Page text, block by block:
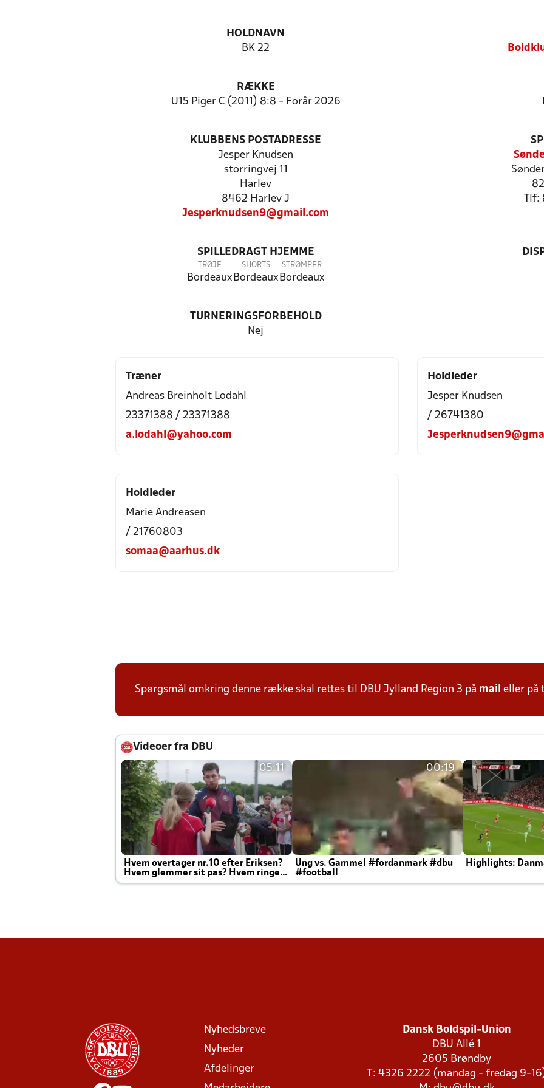
HOLDNAVN
BK 22
RÆKKE
U15 Piger C (2011) 8:8 - Forår 2026
KLUBBENS POSTADRESSE
Jesper Knudsen
storringvej 11
Harlev
8462 Harlev J
Jesperknudsen9@gmail.com
SPILLEDRAGT HJEMME
TRØJE
Bordeaux
SHORTS
Bordeaux
STRØMPER
Bordeaux
TURNERINGSFORBEHOLD
Nej
Træner
Andreas Breinholt Lodahl
23371388 / 23371388
a.lodahl@yahoo.com
Holdleder
Jesper Knudsen
/ 26741380
Holdleder
Marie Andreasen
/ 21760803
somaa@aarhus.dk
Spørgsmål omkring denne række skal rettes til DBU Jylland Region 3 på mail eller på
Videoer fra DBU
05:11
Hvem overtager nr.10 efter Eriksen?
Hvem glemmer sit pas? Hvem ringer
Joachim altid til efter kampe?
00:19
Ung vs. Gammel #fordanmark #dbu
#football
Highlights:
Nyhedsbreve
Nyheder
Afdelinger
Dansk Boldspil-Union
DBU Allé 1
2605 Brøndby
T: 4326 2222 (mandag - fredag 9-